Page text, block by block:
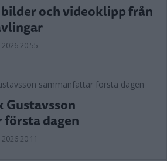
bilder och videoklipp från
20.55
Gustavsson
dagen
20.11